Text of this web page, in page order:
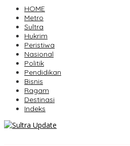
HOME
Metro
Sultra
Hukrim
Peristiwa
Nasional
Politik
Pendidikan
Bisnis
Ragam
Destinasi
Indeks